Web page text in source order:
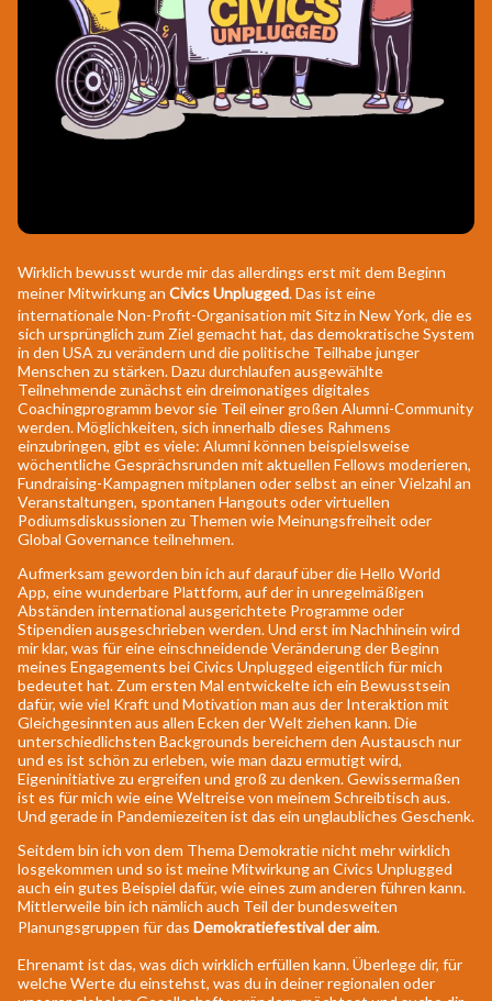
Wirklich bewusst wurde mir das allerdings erst mit dem Beginn
meiner Mitwirkung an Civics Unplugged. Das ist eine
internationale Non-Profit-Organisation mit Sitz in New York, die es
sich ursprünglich zum Ziel gemacht hat, das demokratische System
in den USA zu verändern und die politische Teilhabe junger
Menschen zu stärken. Dazu durchlaufen ausgewählte
Teilnehmende zunächst ein dreimonatiges digitales
Coachingprogramm bevor sie Teil einer großen Alumni-Community
werden. Möglichkeiten, sich innerhalb dieses Rahmens
einzubringen, gibt es viele: Alumni können beispielsweise
wöchentliche Gesprächsrunden mit aktuellen Fellows moderieren,
Fundraising-Kampagnen mitplanen oder selbst an einer Vielzahl an
Veranstaltungen, spontanen Hangouts oder virtuellen
Podiumsdiskussionen zu Themen wie Meinungsfreiheit oder
Global Governance teilnehmen.
Aufmerksam geworden bin ich auf darauf über die Hello World
App, eine wunderbare Plattform, auf der in unregelmäßigen
Abständen international ausgerichtete Programme oder
Stipendien ausgeschrieben werden. Und erst im Nachhinein wird
mir klar, was für eine einschneidende Veränderung der Beginn
meines Engagements bei Civics Unplugged eigentlich für mich
bedeutet hat. Zum ersten Mal entwickelte ich ein Bewusstsein
dafür, wie viel Kraft und Motivation man aus der Interaktion mit
Gleichgesinnten aus allen Ecken der Welt ziehen kann. Die
unterschiedlichsten Backgrounds bereichern den Austausch nur
und es ist schön zu erleben, wie man dazu ermutigt wird,
Eigeninitiative zu ergreifen und groß zu denken. Gewissermaßen
ist es für mich wie eine Weltreise von meinem Schreibtisch aus.
Und gerade in Pandemiezeiten ist das ein unglaubliches Geschenk.
Seitdem bin ich von dem Thema Demokratie nicht mehr wirklich
losgekommen und so ist meine Mitwirkung an Civics Unplugged
auch ein gutes Beispiel dafür, wie eines zum anderen führen kann.
Mittlerweile bin ich nämlich auch Teil der bundesweiten
Planungsgruppen für das Demokratiefestival der aim.
Ehrenamt ist das, was dich wirklich erfüllen kann. Überlege dir, für
welche Werte du einstehst, was du in deiner regionalen oder